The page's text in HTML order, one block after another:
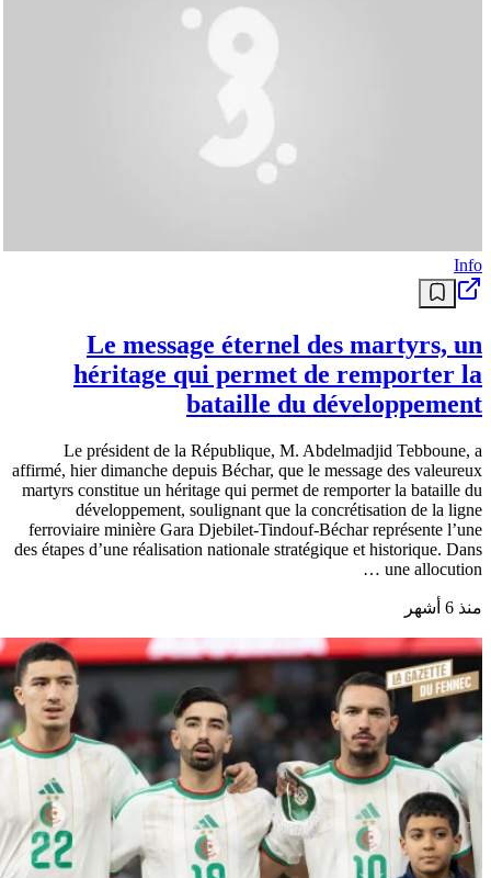
Info
Le message éternel des martyrs, un
héritage qui permet de remporter la
bataille du développement
Le président de la République, M. Abdelmadjid Tebboune, a
affirmé, hier dimanche depuis Béchar, que le message des valeureux
martyrs constitue un héritage qui permet de remporter la bataille du
développement, soulignant que la concrétisation de la ligne
ferroviaire minière Gara Djebilet-Tindouf-Béchar représente l’une
des étapes d’une réalisation nationale stratégique et historique. Dans
une allocution …
منذ 6 أشهر